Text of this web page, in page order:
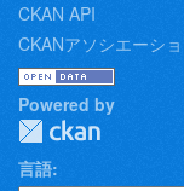
CKAN API
CKANアソシエーシ
Powered by
言語